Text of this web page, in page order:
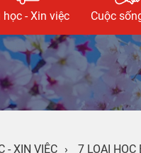
học - Xin việc Cuộc
- XIN VIỆC › 7 LOẠI HỌC